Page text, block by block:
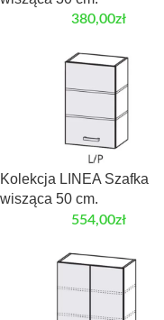
380,00zł
Kolekcja LINEA Szafka
wisząca 50 cm.
554,00zł